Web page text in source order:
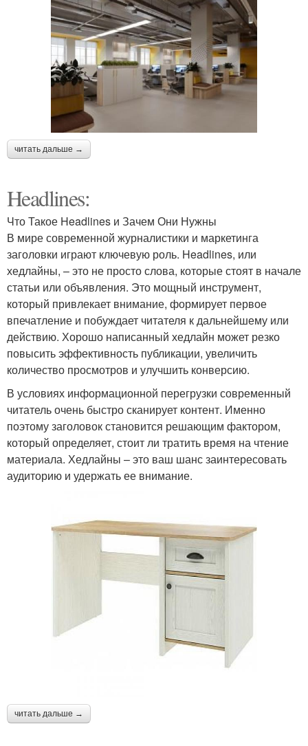
читать дальше →
Headlines:
Что Такое Headlines и Зачем Они Нужны
В мире современной журналистики и маркетинга
заголовки играют ключевую роль. Headlines, или
хедлайны, – это не просто слова, которые стоят в начале
статьи или объявления. Это мощный инструмент,
который привлекает внимание, формирует первое
впечатление и побуждает читателя к дальнейшему или
действию. Хорошо написанный хедлайн может резко
повысить эффективность публикации, увеличить
количество просмотров и улучшить конверсию.
В условиях информационной перегрузки современный
читатель очень быстро сканирует контент. Именно
поэтому заголовок становится решающим фактором,
который определяет, стоит ли тратить время на чтение
материала. Хедлайны – это ваш шанс заинтересовать
аудиторию и удержать ее внимание.
читать дальше →